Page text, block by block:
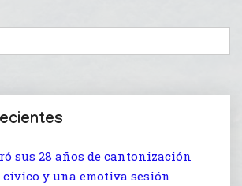
sus 28 años de cantonización
y una emotiva sesión